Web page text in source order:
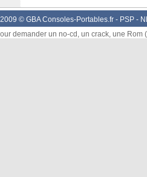
© GBA Consoles-Portables.fr - PSP-
demander un no-cd, un crack, une